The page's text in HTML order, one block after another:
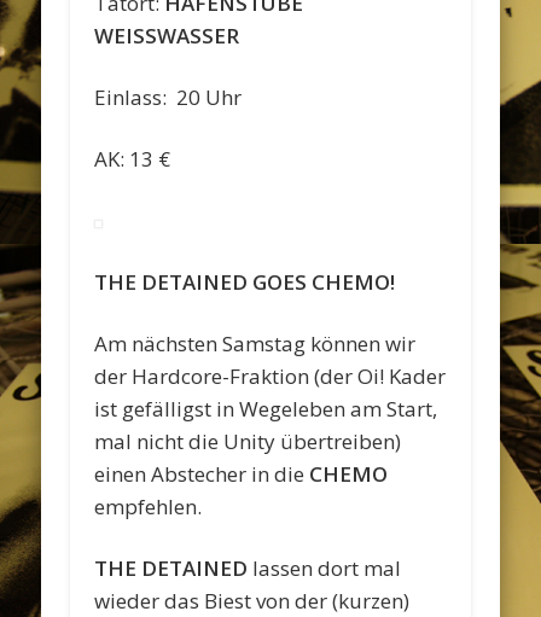
WEISSWASSER
Einlass: 20 Uhr
AK: 13 €
THE DETAINED GOES CHEMO!
Am nächsten Samstag können wir
der Hardcore-Fraktion (der Oi! Kader
ist gefälligst in Wegeleben am Start,
mal nicht die Unity übertreiben)
einen Abstecher in die CHEMO
empfehlen.
THE DETAINED lassen dort mal
wieder das Biest von der (kurzen)